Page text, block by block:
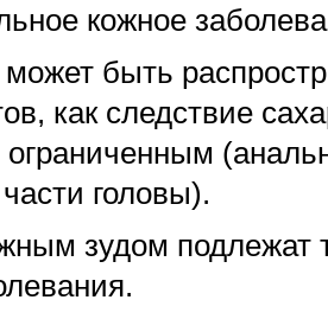
кожное
быть
как следствие
ограниченным
головы).
зудом подлежат